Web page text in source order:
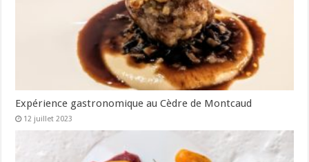
Expérience gastronomique au Cèdre de Montcaud
12 juillet 2023